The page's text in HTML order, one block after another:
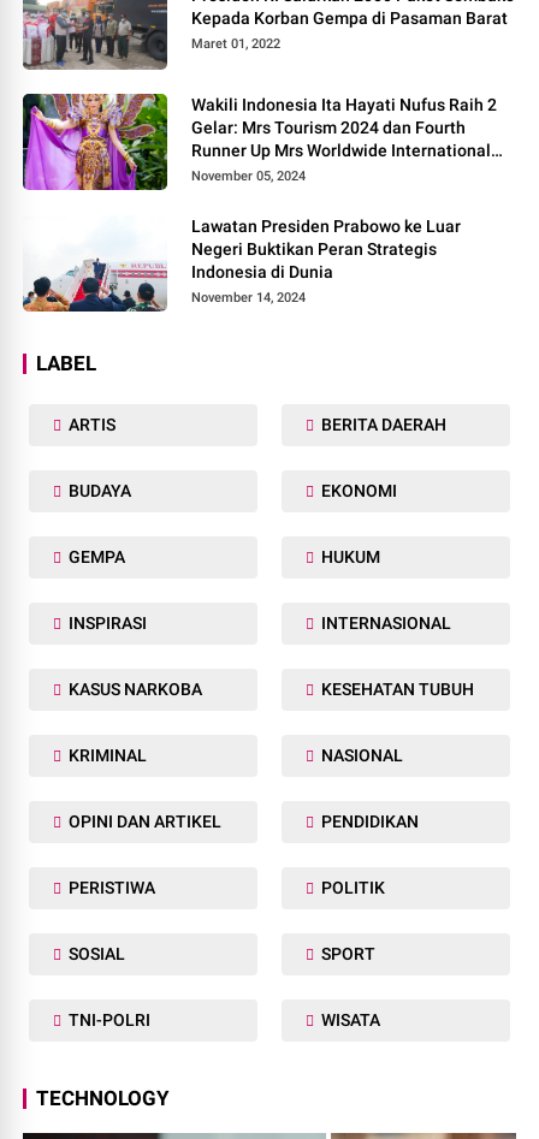
Kepada Korban Gempa di Pasaman Barat
Maret 01, 2022
Wakili Indonesia Ita Hayati Nufus Raih 2
Gelar: Mrs Tourism 2024 dan Fourth
Runner Up Mrs Worldwide International
2024, di Pemilihan Mrs Worldwide 2024
November 05, 2024
Lawatan Presiden Prabowo ke Luar
Negeri Buktikan Peran Strategis
Indonesia di Dunia
November 14, 2024
LABEL
ARTIS BERITA DAERAH
BUDAYA EKONOMI
GEMPA HUKUM
INSPIRASI INTERNASIONAL
KASUS NARKOBA KESEHATAN TUBUH
KRIMINAL NASIONAL
OPINI DAN ARTIKEL PENDIDIKAN
PERISTIWA POLITIK
SOSIAL SPORT
TNI-POLRI WISATA
TECHNOLOGY